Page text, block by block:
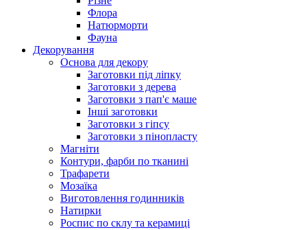
Флора
Натюрморти
Фауна
Декорування
Основа для декору
Заготовки під ліпку
Заготовки з дерева
Заготовки з пап'є маше
Інші заготовки
Заготовки з гіпсу
Заготовки з пінопласту
Магніти
Контури, фарби по тканині
Трафарети
Мозаїка
Виготовлення годинників
Натирки
Роспис по склу та керамиці